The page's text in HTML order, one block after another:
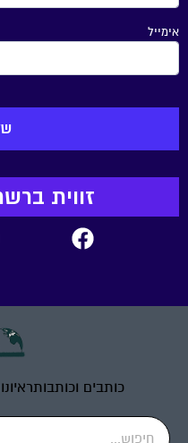
אימייל
זווית
כותבים וכותבות